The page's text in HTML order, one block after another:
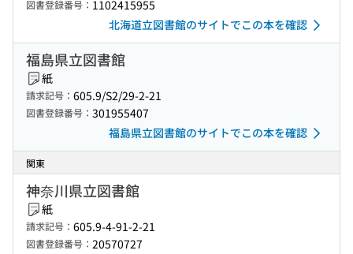
図書登録番号： 1102415955
北海道立図書館のサイトでこの本を確認
福島県立図書館
紙
請求記号： 605.9/S2/29-2-21
図書登録番号： 301955407
福島県立図書館のサイトでこの本を確認
関東
神奈川県立図書館
紙
請求記号： 605.9-4-91-2-21
図書登録番号： 20570727